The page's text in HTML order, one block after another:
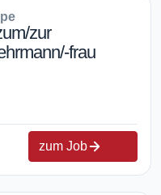
zur
frau
zum Job